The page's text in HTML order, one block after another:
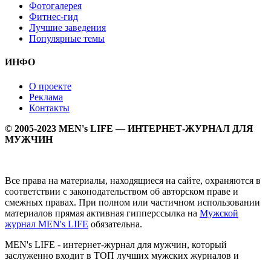
Фотогалерея
Фитнес-гид
Лучшие заведения
Популярные темы
ИНФО
О проекте
Реклама
Контакты
© 2005-2023 MEN's LIFE — ИНТЕРНЕТ-ЖУРНАЛ ДЛЯ
МУЖЧИН
Все права на материалы, находящиеся на сайте, охраняются в
соответствии с законодательством об авторском праве и
смежных правах. При полном или частичном использовании
материалов прямая активная гипперссылка на Мужской
журнал MEN's LIFE обязательна.
MEN's LIFE - интернет-журнал для мужчин, который
заслуженно входит в ТОП лучших мужских журналов и